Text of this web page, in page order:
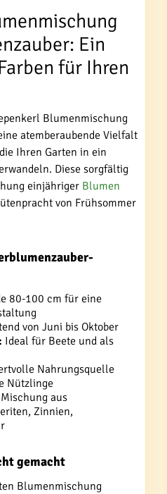
Ein
für Ihren
Blumenmischung
atemberaubende Vielfalt
Ihren Garten in ein
Diese sorgfältig
einjähriger Blumen
von Frühsommer
80-100 cm für eine
von Juni bis Oktober
Ideal für Beete und als
Nahrungsquelle
Nützlinge
aus
Zinnien,
gemacht
Blumenmischung